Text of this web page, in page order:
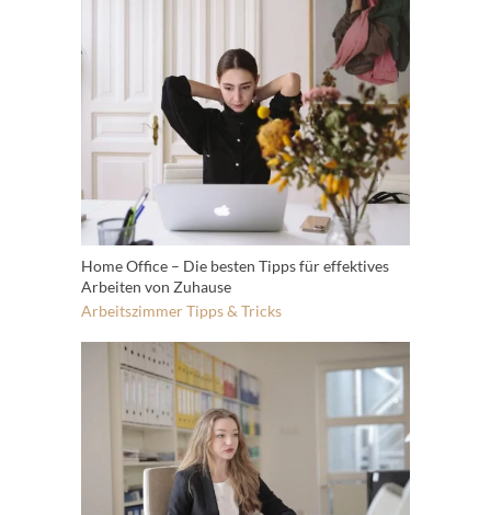
Home Office – Die besten Tipps für effektives
Arbeiten von Zuhause
ArbeitszimmerTipps & Tricks